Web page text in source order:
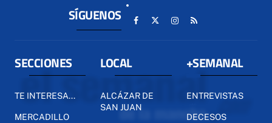
SÍGUENOS
SECCIONES
TE INTERESA...
MERCADILLO
LOCAL
ALCÁZAR DE
SAN JUAN
+SEMANAL
ENTREVISTAS
DECESOS